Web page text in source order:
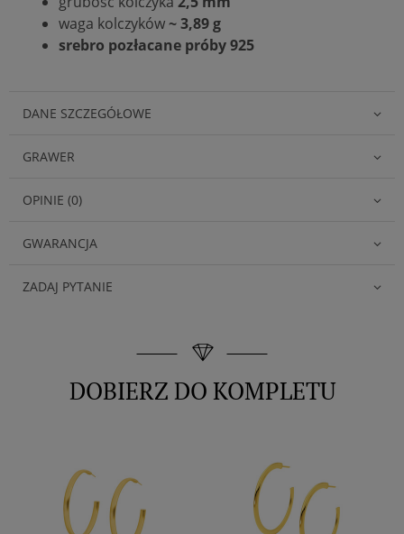
waga kolczyków~ 3,89 g
srebro pozłacane próby 925
DANE SZCZEGÓŁOWE
GRAWER
OPINIE (0)
GWARANCJA
ZADAJ PYTANIE
DOBIERZ DO KOMPLETU